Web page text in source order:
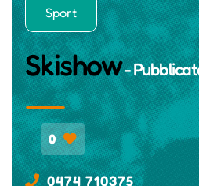
Sport
Skishow-
0
0474 710375